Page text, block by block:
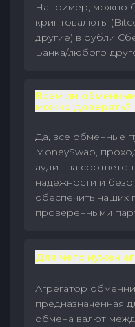
Например, можно
криптовалюты
другие) в рубли
Банка/любого
Всем ли
можно доверять?
Да, все обменные
MoneySwap,
аудит на
надежности и
обеспечить наших
проверенными
Для чего нужен
Агрегатор
предназначенная
обмена валют